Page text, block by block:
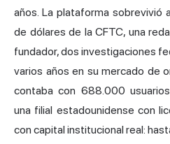
años. La plataforma sobrevivió
de dólares de la CFTC, una
fundador, dos investigaciones
varios años en su mercado de
contaba con 688.000
una filial estadounidense con
con capital institucional real: